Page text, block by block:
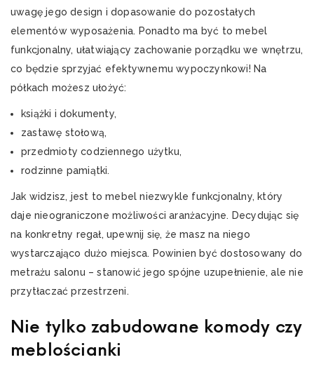
uwagę jego design i dopasowanie do pozostałych
elementów wyposażenia. Ponadto ma być to mebel
funkcjonalny, ułatwiający zachowanie porządku we wnętrzu,
co będzie sprzyjać efektywnemu wypoczynkowi! Na
półkach możesz ułożyć:
książki i dokumenty,
zastawę stołową,
przedmioty codziennego użytku,
rodzinne pamiątki.
Jak widzisz, jest to mebel niezwykle funkcjonalny, który
daje nieograniczone możliwości aranżacyjne. Decydując się
na konkretny regał, upewnij się, że masz na niego
wystarczająco dużo miejsca. Powinien być dostosowany do
metrażu salonu – stanowić jego spójne uzupełnienie, ale nie
przytłaczać przestrzeni.
Nie tylko zabudowane komody czy
meblościanki